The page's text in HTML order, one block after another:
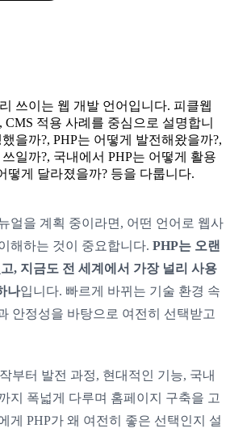
쓰이는 웹 개발 언어입니다. 피클웹
CMS 적용 사례를 중심으로 설명합니
을까?, PHP는 어떻게 발전해왔을까?,
일까?, 국내에서 PHP는 어떻게 활용
떻게 달라졌을까? 등을 다룹니다.
얼을 계획 중이라면, 어떤 언어로 웹사
해하는 것이 중요합니다. PHP는 오랜
, 지금도 전 세계에서 가장 널리 사용
나입니다. 빠르게 바뀌는 기술 환경 속
안정성을 바탕으로 여전히 선택받고
부터 발전 과정, 현대적인 기능, 국내
지 폭넓게 다루며 홈페이지 구축을 고
게 PHP가 왜 여전히 좋은 선택인지 설